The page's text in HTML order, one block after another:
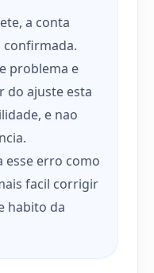
a conta
confirmada.
problema e
do ajuste esta
e nao
esse erro como
facil corrigir
habito da